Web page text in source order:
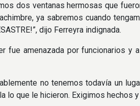
dos ventanas hermosas que
ya sabremos cuando
dijo Ferreyra indignada.
fue amenazada por funcionarios y
no tenemos todavía un
lo que le hicieron. Exigimos hechos